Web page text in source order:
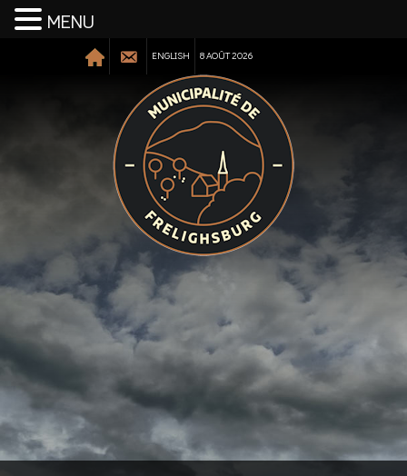
ENGLISH 8 AOÛT 2026
MENU